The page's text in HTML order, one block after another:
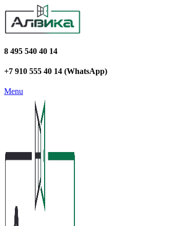
8 495 540 40 14
+7 910 555 40 14 (WhatsApp)
Menu